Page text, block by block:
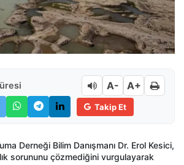
A- A+
Takip Et
Derneği Bilim Danışmanı Dr. Erol Kesici,
sorununu çözmediğini vurgulayarak